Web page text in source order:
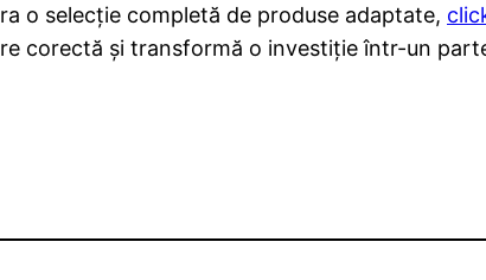
o selecție completă de produse adaptate,
corectă și transformă o investiție într-un